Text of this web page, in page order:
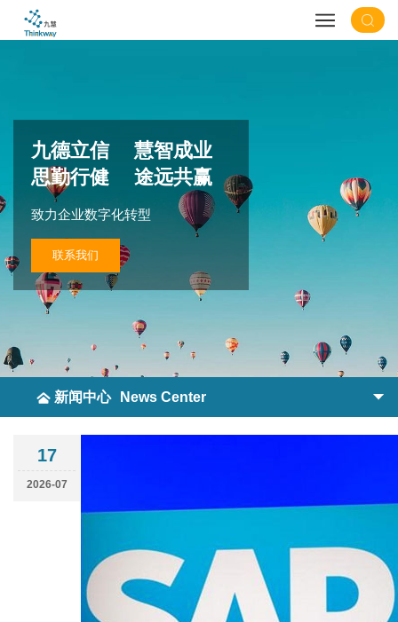
九德立信 慧智成业
思勤行健 途远共赢
致力企业数字化转型
联系我们
新闻中心 News Center
17
2026-07